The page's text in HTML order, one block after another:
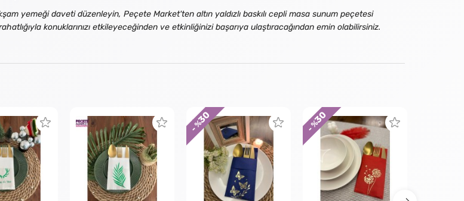
yemeği daveti düzenleyin, Peçete Market'ten altın yaldızlı baskılı cepli masa sunum peçetesi
konuklarınızı etkileyeceğinden ve etkinliğinizi başarıya ulaştıracağından emin olabilirsiniz.
- %
30
- %
30